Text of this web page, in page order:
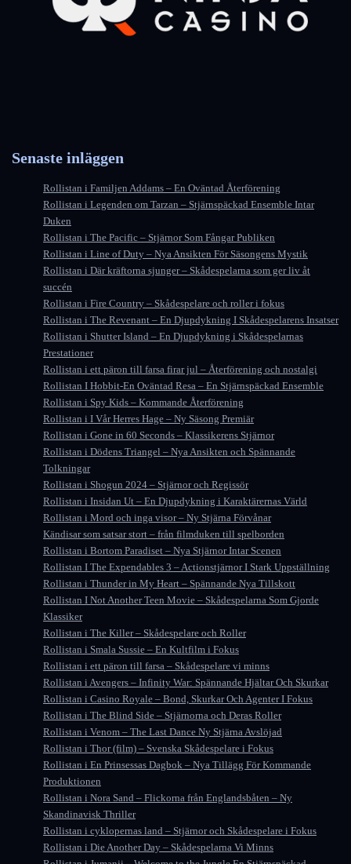
Senaste inläggen
Rollistan i Familjen Addams – En Oväntad Återförening
Rollistan i Legenden om Tarzan – Stjärnspäckad Ensemble Intar
Duken
Rollistan i The Pacific – Stjärnor Som Fångar Publiken
Rollistan i Line of Duty – Nya Ansikten För Säsongens Mystik
Rollistan i Där kräftorna sjunger – Skådespelarna som ger liv åt
succén
Rollistan i Fire Country – Skådespelare och roller i fokus
Rollistan i The Revenant – En Djupdykning I Skådespelarens Insatser
Rollistan i Shutter Island – En Djupdykning i Skådespelarnas
Prestationer
Rollistan i ett päron till farsa firar jul – Återförening och nostalgi
Rollistan I Hobbit-En Oväntad Resa – En Stjärnspäckad Ensemble
Rollistan i Spy Kids – Kommande Återförening
Rollistan i I Vår Herres Hage – Ny Säsong Premiär
Rollistan i Gone in 60 Seconds – Klassikerens Stjärnor
Rollistan i Dödens Triangel – Nya Ansikten och Spännande
Tolkningar
Rollistan i Shogun 2024 – Stjärnor och Regissör
Rollistan i Insidan Ut – En Djupdykning i Karaktärernas Värld
Rollistan i Mord och inga visor – Ny Stjärna Förvånar
Kändisar som satsar stort – från filmduken till spelborden
Rollistan i Bortom Paradiset – Nya Stjärnor Intar Scenen
Rollistan I The Expendables 3 – Actionstjärnor I Stark Uppställning
Rollistan i Thunder in My Heart – Spännande Nya Tillskott
Rollistan I Not Another Teen Movie – Skådespelarna Som Gjorde
Klassiker
Rollistan i The Killer – Skådespelare och Roller
Rollistan i Smala Sussie – En Kultfilm i Fokus
Rollistan i ett päron till farsa – Skådespelare vi minns
Rollistan i Avengers – Infinity War: Spännande Hjältar Och Skurkar
Rollistan i Casino Royale – Bond, Skurkar Och Agenter I Fokus
Rollistan i The Blind Side – Stjärnorna och Deras Roller
Rollistan i Venom – The Last Dance Ny Stjärna Avslöjad
Rollistan i Thor (film) – Svenska Skådespelare i Fokus
Rollistan i En Prinsessas Dagbok – Nya Tillägg För Kommande
Produktionen
Rollistan i Nora Sand – Flickorna från Englandsbåten – Ny
Skandinavisk Thriller
Rollistan i cyklopernas land – Stjärnor och Skådespelare i Fokus
Rollistan i Die Another Day – Skådespelarna Vi Minns